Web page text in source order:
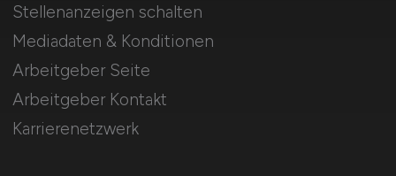
Stellenanzeigen schalten
Mediadaten & Konditionen
Arbeitgeber Seite
Arbeitgeber Kontakt
Karrierenetzwerk